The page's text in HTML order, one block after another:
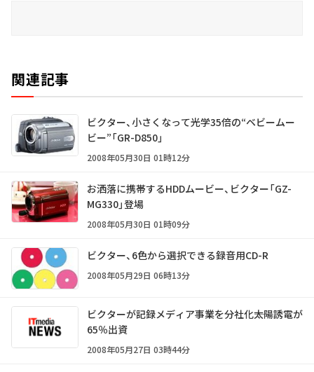
関連記事
ビクター、小さくなって光学35倍の“ベビームー
ビー”「GR-D850」
2008年05月30日 01時12分
お洒落に携帯するHDDムービー、ビクター「GZ-
MG330」登場
2008年05月30日 01時09分
ビクター、6色から選択できる録音用CD-R
2008年05月29日 06時13分
ビクターが記録メディア事業を分社化――太陽誘電が
65％出資
2008年05月27日 03時44分